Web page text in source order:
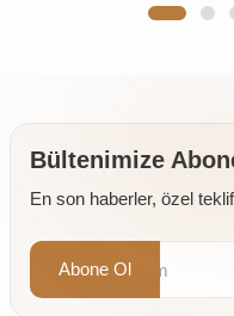
Yağı
Bültenimize
En son haberler, özel
Abone Ol